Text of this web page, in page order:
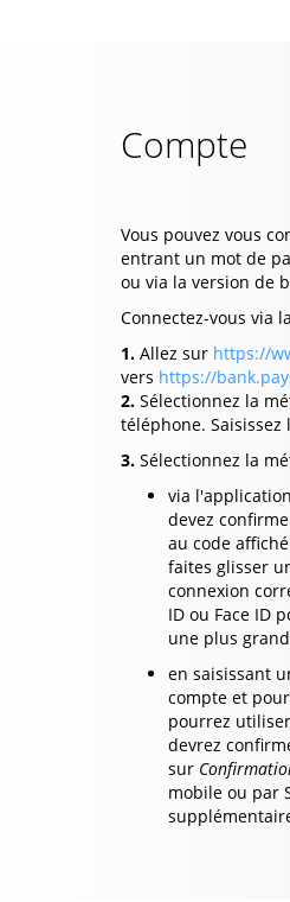
Compte
Vous pouvez vous
entrant un mot de
ou via la version de
Connectez-vous via
1. Allez sur https://
vers https://
2. Sélectionnez la
téléphone. Saisissez
3. Sélectionnez la
via
devez
au code
faites glisser
connexion
ID ou Face ID
une plus
en saisissant
compte et
pourrez
devrez
sur
mobile ou par